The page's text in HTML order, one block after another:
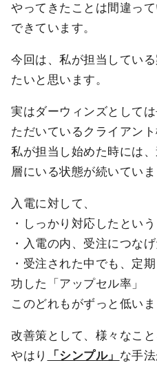
やってきたことは間違っ
できています。
今回は、私が担当してい
たいと思います。
実はダーウィンズとして
ただいているクライアント
私が担当し始めた時には
層にいる状態が続いていま
入電に対して、
・しっかり対応したという
・入電の内、受注につなげ
・受注された中でも、定
功した「アップセル率」
このどれもがずっと低いま
改善策として、様々なこと
やはり
「シンプル」 な手